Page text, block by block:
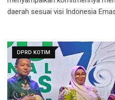
daerah sesuai visi Indonesia
DPRD KOTIM